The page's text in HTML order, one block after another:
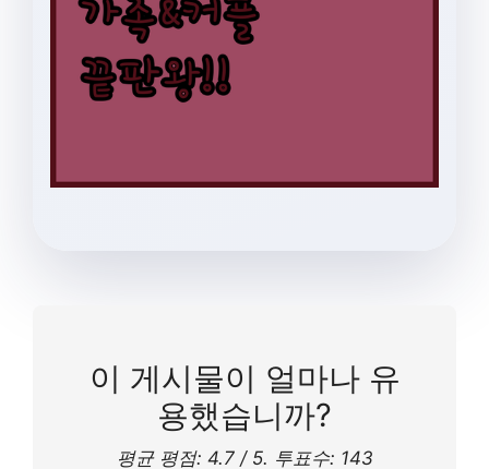
이 게시물이 얼마나 유
용했습니까?
평균 평점: 4.7/ 5. 투표수: 143